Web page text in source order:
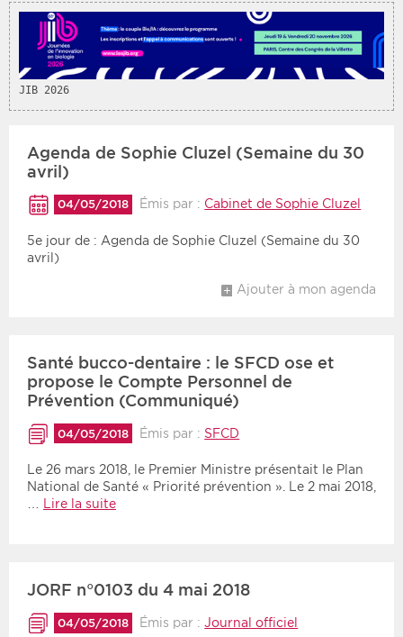
JIB 2026
Agenda de Sophie Cluzel (Semaine du 30
avril)
04/05/2018 Émis par : Cabinet de Sophie Cluzel
5e jour de : Agenda de Sophie Cluzel (Semaine du 30
avril)
Ajouter à mon agenda
Santé bucco-dentaire : le SFCD ose et
propose le Compte Personnel de
Prévention (Communiqué)
04/05/2018 Émis par : SFCD
Le 26 mars 2018, le Premier Ministre présentait le Plan
National de Santé « Priorité prévention ». Le 2 mai 2018,
… Lire la suite
JORF n°0103 du 4 mai 2018
04/05/2018 Émis par :Journal officiel